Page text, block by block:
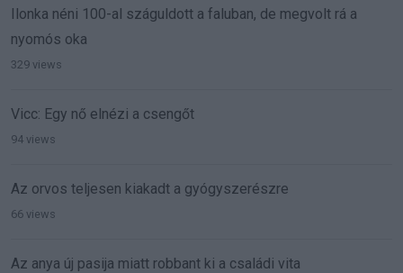
Ilonka néni 100-al száguldott a faluban, de megvolt rá a
nyomós oka
329 views
Vicc: Egy nő elnézi a csengőt
94 views
Az orvos teljesen kiakadt a gyógyszerészre
66 views
Az anya új pasija miatt robbant ki a családi vita